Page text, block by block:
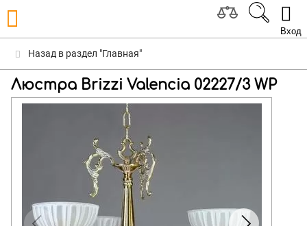
Вход
Назад в раздел "Главная"
Люстра Brizzi Valencia 02227/3 WP